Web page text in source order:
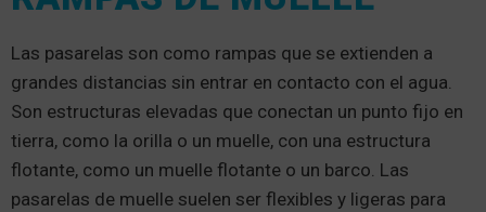
Las pasarelas son como rampas que se extienden a
grandes distancias sin entrar en contacto con el agua.
Son estructuras elevadas que conectan un punto fijo en
tierra, como la orilla o un muelle, con una estructura
flotante, como un muelle flotante o un barco. Las
pasarelas de muelle suelen ser flexibles y ligeras para